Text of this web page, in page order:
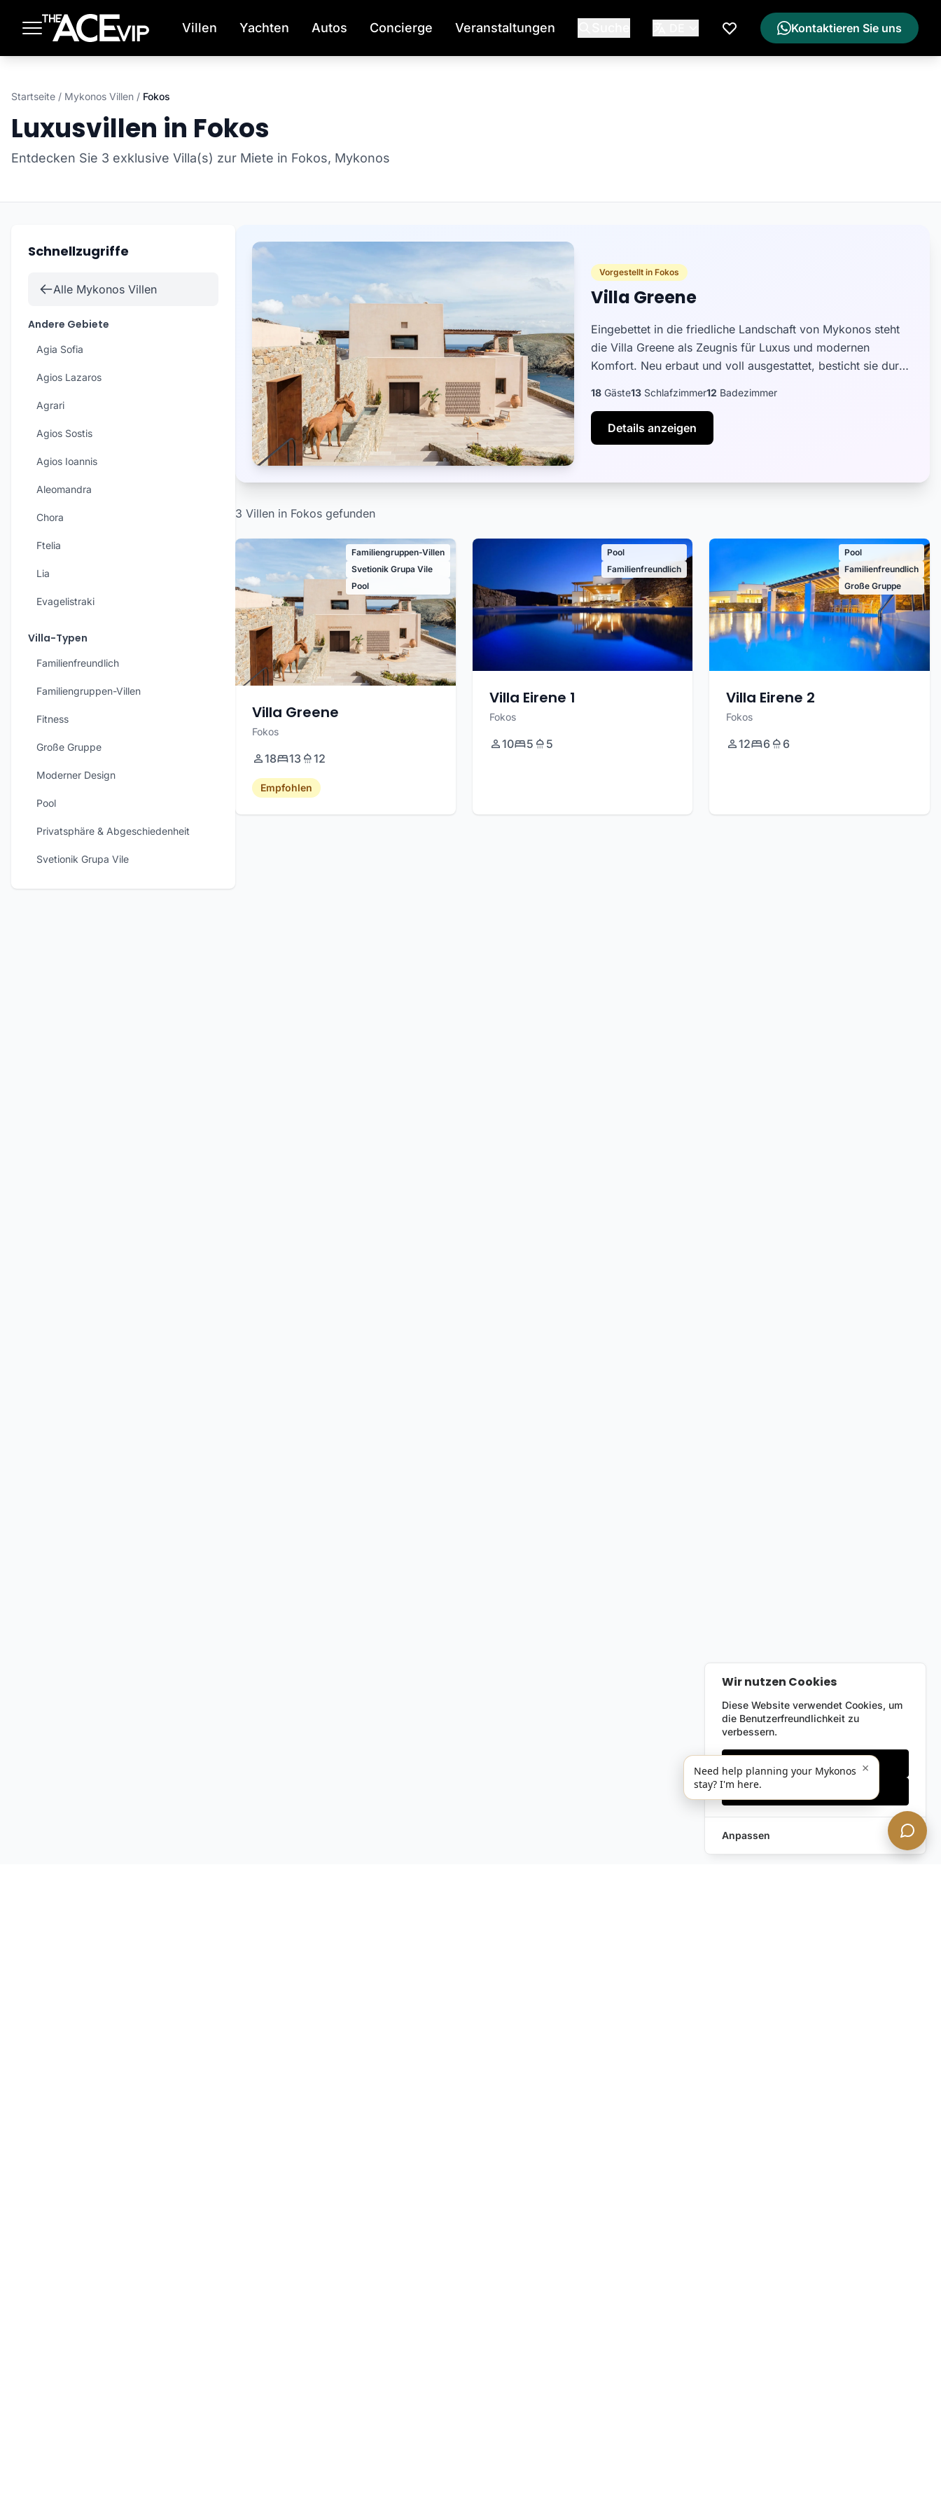
Villen Yachten Autos Concierge Veranstaltungen
Meine Wunschliste
Kontaktieren Sie uns
Startseite / Mykonos Villen / Fokos
Luxusvillen in Fokos
Entdecken Sie 3 exklusive Villa(s) zur Miete in Fokos, Mykonos
Schnellzugriffe
Alle Mykonos Villen
Andere Gebiete
Agia Sofia
Agios Lazaros
Agrari
Agios Sostis
Agios Ioannis
Aleomandra
Chora
Ftelia
Lia
Evagelistraki
Villa-Typen
Familienfreundlich
Familiengruppen-Villen
Fitness
Große Gruppe
Moderner Design
Pool
Privatsphäre & Abgeschiedenheit
Svetionik Grupa Vile
Vorgestellt in Fokos
Villa Greene
Eingebettet in die friedliche Landschaft von Mykonos steht
die Villa Greene als Zeugnis für Luxus und modernen
Komfort. Neu erbaut und voll ausgestattet, besticht sie durch
18 Gäste13 Schlafzimmer12 Badezimmer
Details anzeigen
3 Villen in Fokos gefunden
Familiengruppen-Villen
Svetionik Grupa Vile
Pool
Villa Greene
Fokos
18 13 12
Empfohlen
Pool
Familienfreundlich
Villa Eirene 1
Fokos
10 5 5
Pool
Familienfreundlich
Große Gruppe
Villa Eirene 2
Fokos
12 6 6
Wir nutzen Cookies
Diese Website verwendet Cookies, um
die Benutzerfreundlichkeit zu
verbessern.
Anpassen
Need help planning your Mykonos
stay? I'm here.
×